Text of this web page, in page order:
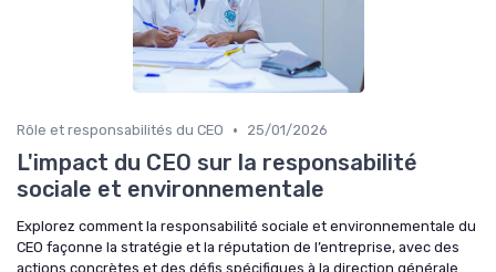
Rôle et responsabilités du CEO • 25/01/2026
L'impact du CEO sur la responsabilité
sociale et environnementale
Explorez comment la responsabilité sociale et environnementale du
CEO façonne la stratégie et la réputation de l’entreprise, avec des
actions concrètes et des défis spécifiques à la direction générale.